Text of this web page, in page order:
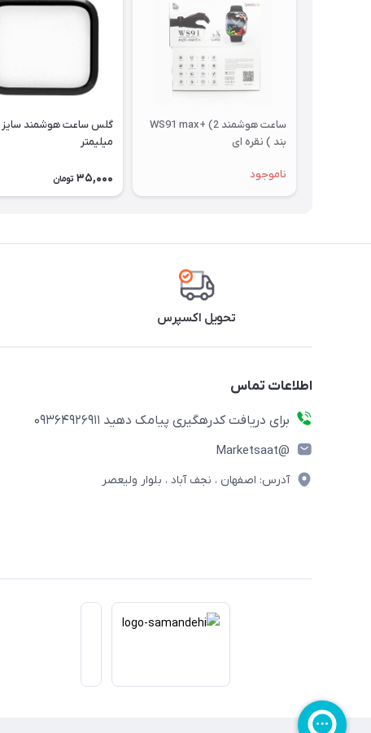
ساعت هوشمند WS91 max+ (2
بند ) نقره ای
ناموجود
میلیمتر
35,000 تومان
تحویل اکسپرس
اطلاعات تماس
برای دریافت کدرهگیری پیامک دهید 09364926911
@Marketsaat
آدرس: اصفهان ، نجف آباد ، بلوار ولیعصر